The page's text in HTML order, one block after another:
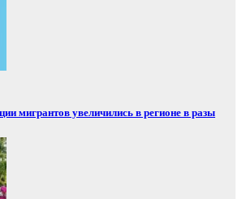
мигрантов увеличились в регионе в разы